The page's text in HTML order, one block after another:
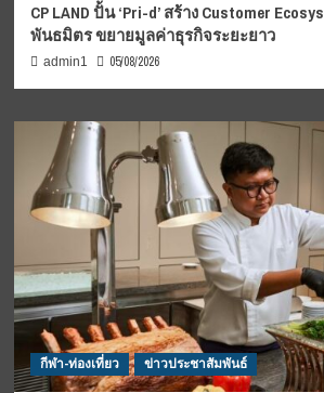
CP LAND ปั้น ‘Pri-d’ สร้าง Customer
พันธมิตร ขยายมูลค่าธุรกิจระยะยาว
admin1 05/08/2026
กีฬา-ท่องเที่ยว ข่าวประชาสัมพันธ์